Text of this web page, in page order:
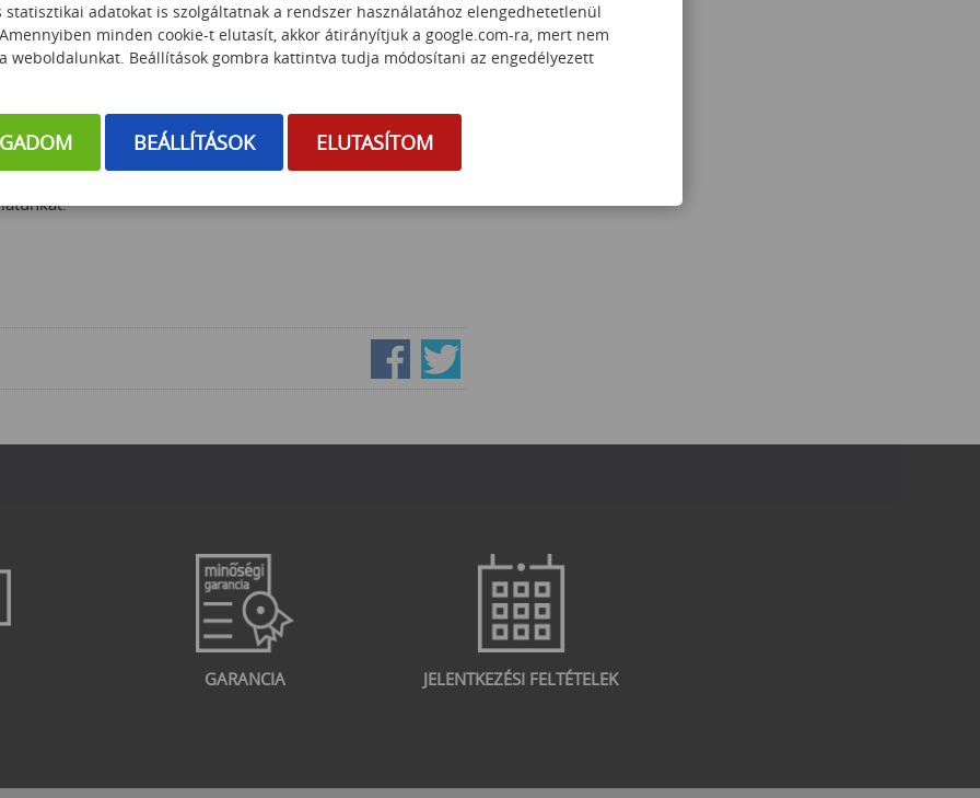
probléma vagy kérdés/feladat megoldása, azok csapatban
annak kidolgozásában, illetve akik kellő szakértelemmel
támogató (coach) segítségével
GARANCIA JELENTKEZÉSI FELTÉTELEK
statisztikai adatokat is szolgáltatnak a rendszer használatához elengedhetetlenül
minden cookie-t elutasít, akkor átirányítjuk a google.com-ra, mert nem
weboldalunkat. Beállítások gombra kattintva tudja módosítani az engedélyezett
BEÁLLÍTÁSOK ELUTASÍTOM